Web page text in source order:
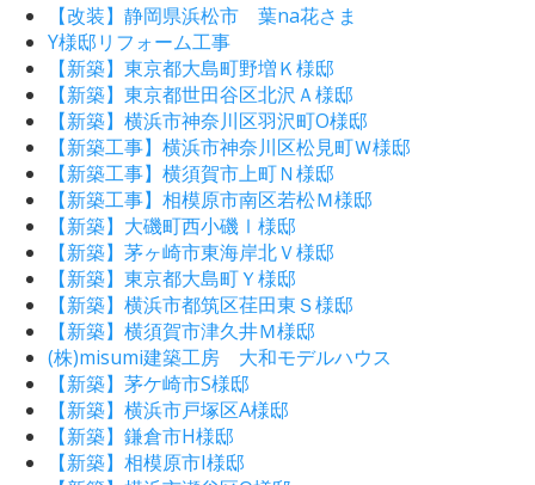
【改装】静岡県浜松市 葉na花さま
Y様邸リフォーム工事
【新築】東京都大島町野増Ｋ様邸
【新築】東京都世田谷区北沢Ａ様邸
【新築】横浜市神奈川区羽沢町O様邸
【新築工事】横浜市神奈川区松見町Ｗ様邸
【新築工事】横須賀市上町Ｎ様邸
【新築工事】相模原市南区若松Ｍ様邸
【新築】大磯町西小磯Ⅰ様邸
【新築】茅ヶ崎市東海岸北Ｖ様邸
【新築】東京都大島町Ｙ様邸
【新築】横浜市都筑区荏田東Ｓ様邸
【新築】横須賀市津久井Ｍ様邸
(株)misumi建築工房 大和モデルハウス
【新築】茅ケ崎市S様邸
【新築】横浜市戸塚区A様邸
【新築】鎌倉市H様邸
【新築】相模原市I様邸